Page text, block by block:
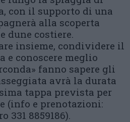
con il supporto di una
alla scoperta
dune costiere.
insieme, condividere il
e conoscere meglio
fanno sapere gli
avrà la durata
tappa prevista per
(info e prenotazioni:
331 8859186).